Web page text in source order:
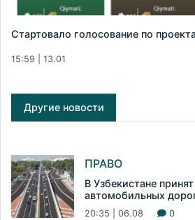
Стартовало голосование по
15:59 | 13.01
Другие новости
ПРАВО
В Узбекистане
автомобильных
20:35 | 06.08 0